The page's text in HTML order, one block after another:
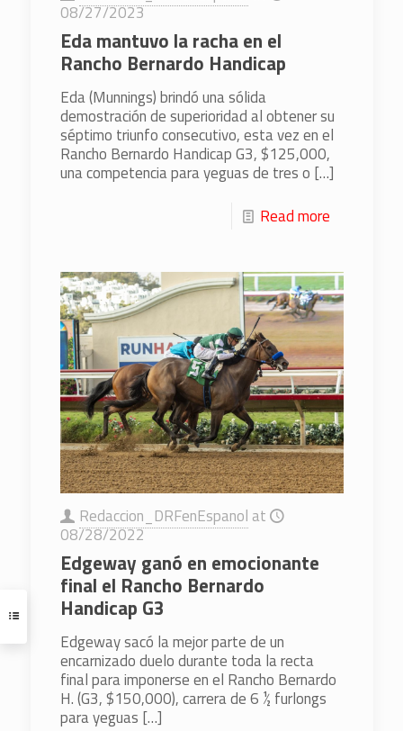
08/27/2023
Eda mantuvo la racha en el
Rancho Bernardo Handicap
Eda (Munnings) brindó una sólida
demostración de superioridad al obtener su
séptimo triunfo consecutivo, esta vez en el
Rancho Bernardo Handicap G3, $125,000,
una competencia para yeguas de tres o […]
Read more
Redaccion_DRFenEspanol at
08/28/2022
Edgeway ganó en emocionante
final el Rancho Bernardo
Handicap G3
Edgeway sacó la mejor parte de un
encarnizado duelo durante toda la recta
final para imponerse en el Rancho Bernardo
H. (G3, $150,000), carrera de 6 ½ furlongs
para yeguas […]